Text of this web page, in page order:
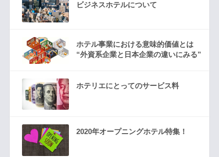
ビジネスホテルについて
ホテル事業における意味的価値とは
“外資系企業と日本企業の違いにみる”
ホテリエにとってのサービス料
2020年オープニングホテル特集！